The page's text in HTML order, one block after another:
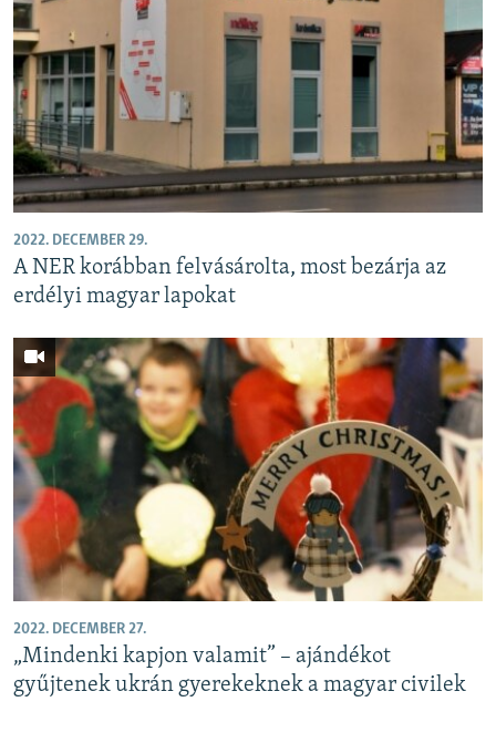
2022. DECEMBER 29.
A NER korábban felvásárolta, most bezárja az
erdélyi magyar lapokat
2022. DECEMBER 27.
„Mindenki kapjon valamit” – ajándékot
gyűjtenek ukrán gyerekeknek a magyar civilek